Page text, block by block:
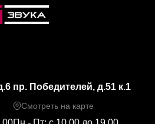
пр. Победителей, д.51 к.1
Смотреть на карте